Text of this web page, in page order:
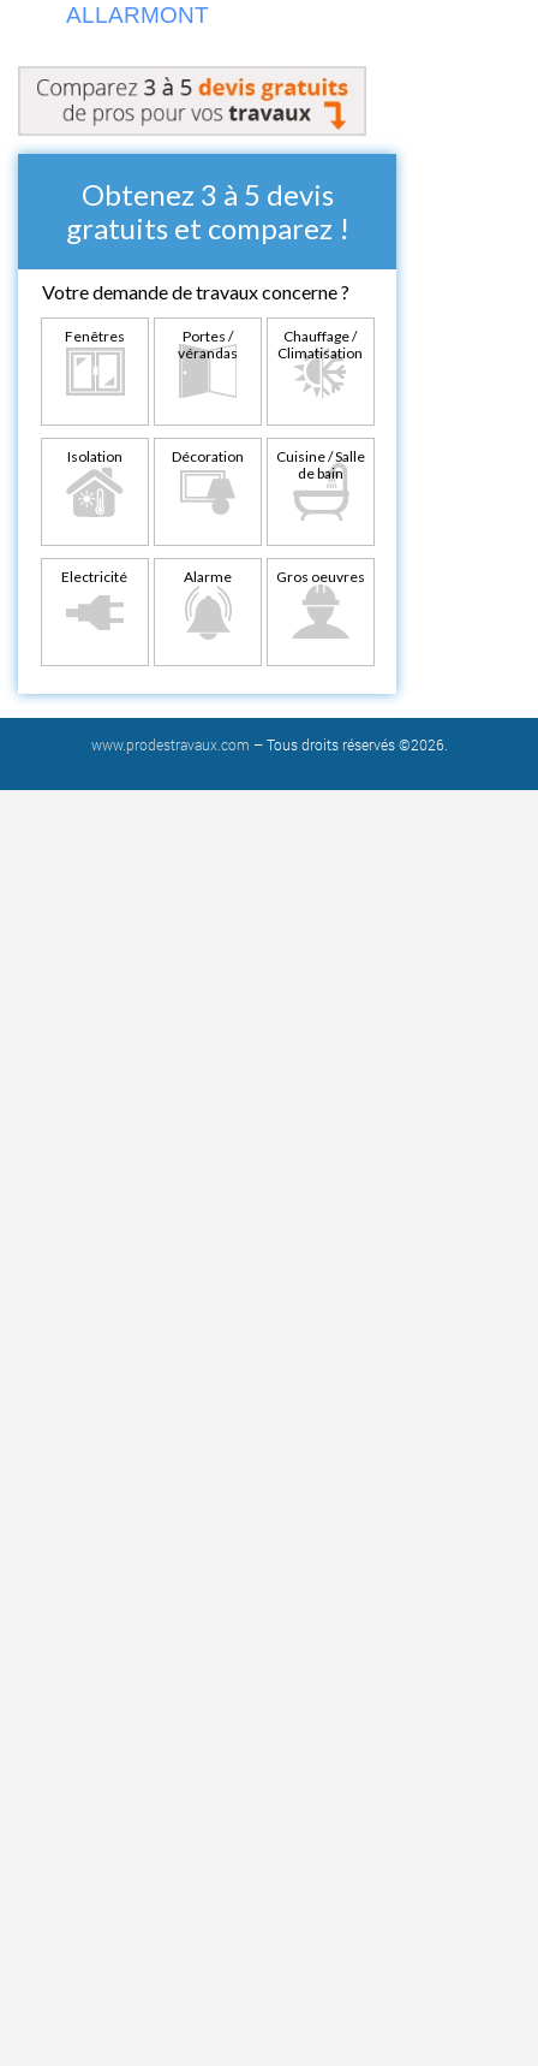
ALLARMONT
Obtenez 3 à 5 devis
gratuits et comparez !
Votre demande de travaux concerne ?
Fenêtres
Portes /
vérandas
Chauffage /
Climatisation
Isolation Décoration
Cuisine / Salle
de bain
Electricité Alarme Gros oeuvres
www.prodestravaux.com – Tous droits réservés ©2026.